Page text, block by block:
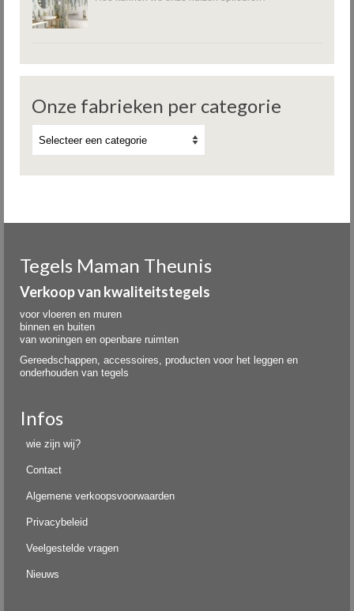
Onze fabrieken per categorie
Tegels Maman Theunis
Verkoop van kwaliteitstegels
voor vloeren en muren
binnen en buiten
van woningen en openbare ruimten
Gereedschappen, accessoires, producten voor het leggen en
onderhouden van tegels
Infos
wie zijn wij?
Contact
Algemene verkoopsvoorwaarden
Privacybeleid
Veelgestelde vragen
Nieuws